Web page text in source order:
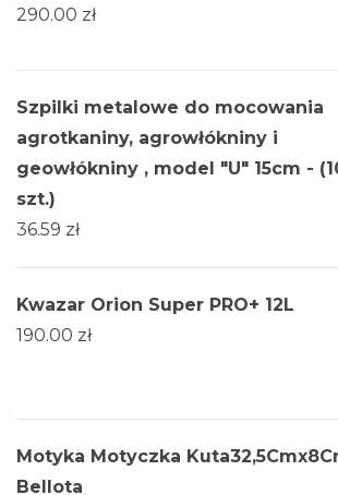
290.00 zł
Szpilki metalowe do mocowania
agrotkaniny, agrowłókniny i
geowłókniny , model "U" 15cm -
szt.)
36.59 zł
Kwazar Orion Super PRO+ 12L
190.00 zł
Motyka Motyczka
Bellota